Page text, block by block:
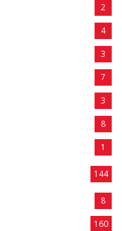
2
4
3
7
3
8
1
144
8
160